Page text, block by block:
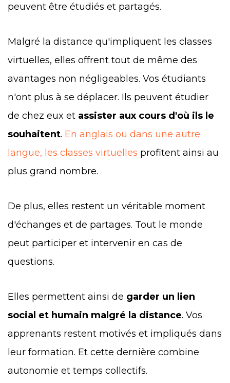
peuvent être étudiés et partagés.
Malgré la distance qu'impliquent les classes
virtuelles, elles offrent tout de même des
avantages non négligeables. Vos étudiants
n'ont plus à se déplacer. Ils peuvent étudier
de chez eux et assister aux cours d'où ils le
souhaitent. En anglais ou dans une autre
langue, les classes virtuelles profitent ainsi au
plus grand nombre.
De plus, elles restent un véritable moment
d'échanges et de partages. Tout le monde
peut participer et intervenir en cas de
questions.
Elles permettent ainsi de garder un lien
social et humain malgré la distance. Vos
apprenants restent motivés et impliqués dans
leur formation. Et cette dernière combine
autonomie et temps collectifs.